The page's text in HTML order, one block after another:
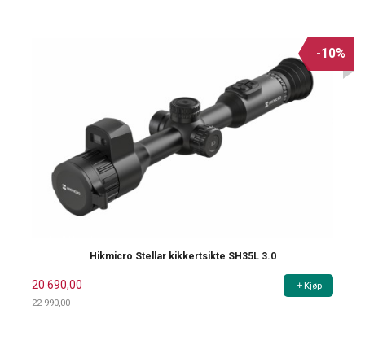
Hikmicro Stellar kikkertsikte SH35L 3.0
20 690,00
22 990,00
-10%
Kjøp